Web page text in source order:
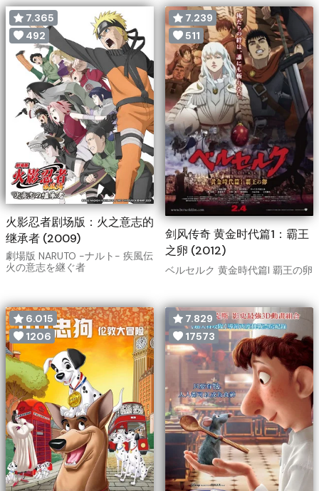
7.365
492
火影忍者剧场版：火之意志的
继承者 (2009)
劇場版 NARUTO -ナルト- 疾風伝
火の意志を継ぐ者
7.239
511
剑风传奇 黄金时代篇1：霸王
之卵 (2012)
ベルセルク 黄金時代篇I 覇王の卵
6.015
1206
7.829
17573